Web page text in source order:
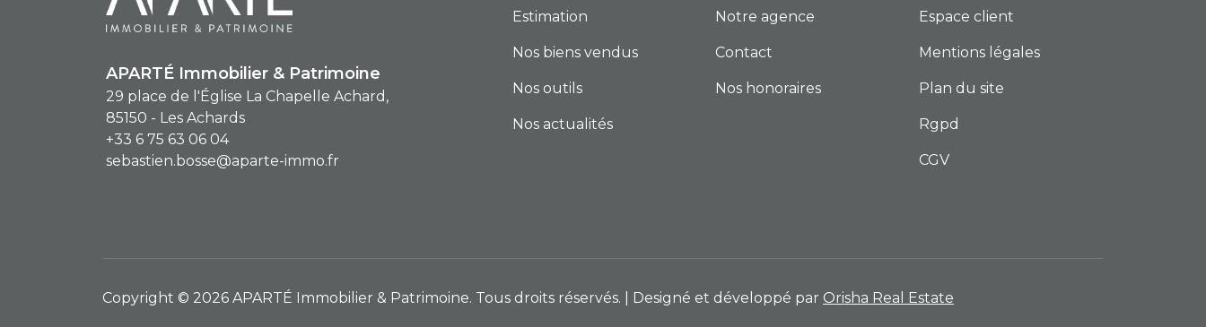
APARTÉ Immobilier & Patrimoine
29 place de l'Église La Chapelle Achard,
85150 - Les Achards
+33 6 75 63 06 04
sebastien.bosse@aparte-immo.fr
Estimation
Nos biens vendus
Nos outils
Nos actualités
Notre agence
Contact
Nos honoraires
Espace client
Mentions légales
Plan du site
Rgpd
CGV
Copyright © 2026 APARTÉ Immobilier & Patrimoine. Tous droits réservés. | Designé et développé par Orisha Real Estate